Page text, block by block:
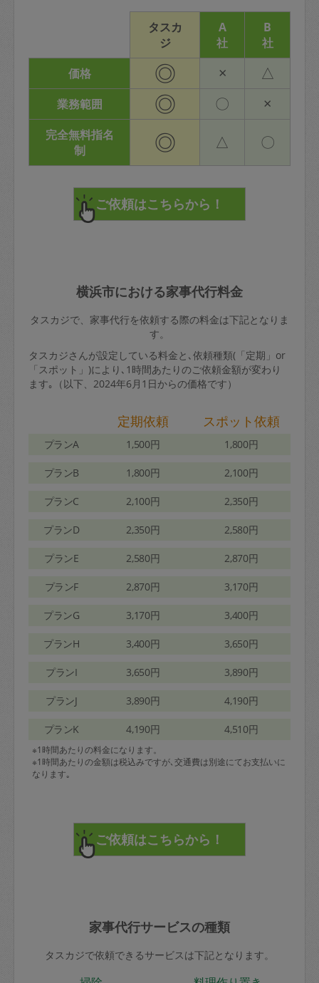
タスカ
ジ
A
社
B
社
価格
◎ × △
業務範囲 ◎ 〇 ×
完全無料指名
制
◎ △ 〇
横浜市における家事代行料金
タスカジで、家事代行を依頼する際の料金は下記となりま
す。
タスカジさんが設定している料金と､依頼種類(「定期」or
「スポット」)により､1時間あたりのご依頼金額が変わり
ます｡（以下、2024年6月1日からの価格です）
定期依頼 スポット依頼
プランA 1,500円 1,800円
プランB 1,800円 2,100円
プランC 2,100円 2,350円
プランD 2,350円 2,580円
プランE 2,580円 2,870円
プランF 2,870円 3,170円
プランG 3,170円 3,400円
プランH 3,400円 3,650円
プランI 3,650円 3,890円
プランJ 3,890円 4,190円
プランK 4,190円 4,510円
※1時間あたりの料金になります。
※1時間あたりの金額は税込みですが､交通費は別途にてお支払いに
なります｡
家事代行サービスの種類
タスカジで依頼できるサービスは下記となります。